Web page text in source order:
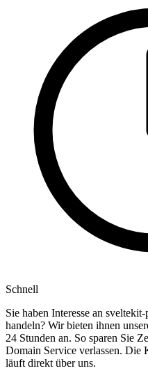
Schnell
Sie haben Interesse an
handeln? Wir bieten ihnen
24 Stunden an. So sparen Sie
Domain Service verlassen. Die
läuft direkt über uns.